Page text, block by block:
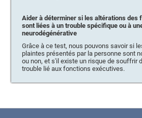
Aider à déterminer si les altérations des
sont liées à un trouble spécifique ou à
neurodégénérative
Grâce à ce test, nous pouvons savoir si
plaintes présentés par la personne sont
ou non, et s'il existe un risque de souffrir
trouble lié aux fonctions exécutives.